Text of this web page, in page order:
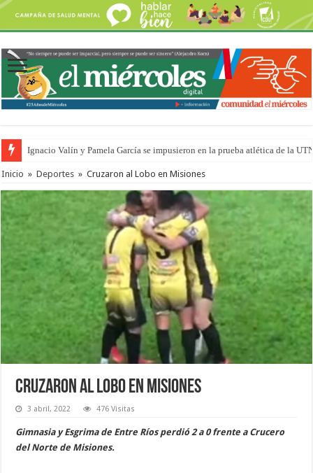
Ignacio Valín y Pamela García se impusieron en la prueba atlética de la
Inicio » Deportes » Cruzaron al Lobo en Misiones
Cruzaron al Lobo en Misiones
3 abril, 2022 476 Visitas
Gimnasia y Esgrima de Entre Ríos perdió 2 a 0 frente a Crucero
del Norte de Misiones.